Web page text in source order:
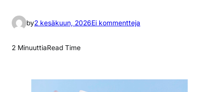
by2 kesäkuun, 2026Ei kommentteja
k
2 MinuuttiaRead Time